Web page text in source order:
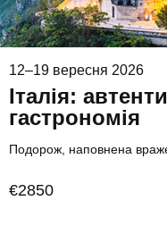
12–19 вересня 2026
Італія:
гастрономія
Подорож, наповнена
€2850